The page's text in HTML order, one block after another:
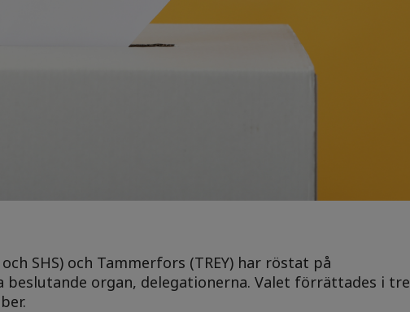
SHS) och Tammerfors (TREY) har röstat på
organ, delegationerna. Valet förrättades i tre